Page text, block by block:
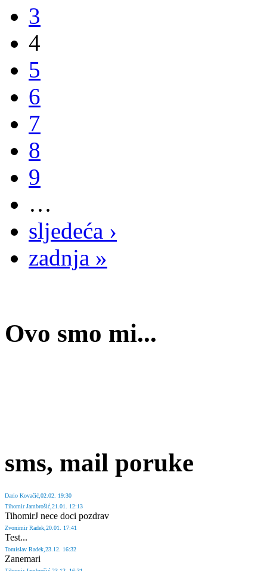
3
4
5
6
7
8
9
…
sljedeća ›
zadnja »
Ovo smo mi...
sms, mail poruke
Dario Kovačić ,02.02. 19:30
TihomirJambrošić ,21.01. 12:13
TihomirJ nece doci pozdrav
ZvonimirRadek ,20.01. 17:41
Test...
Tomislav Radek ,23.12. 16:32
Zanemari